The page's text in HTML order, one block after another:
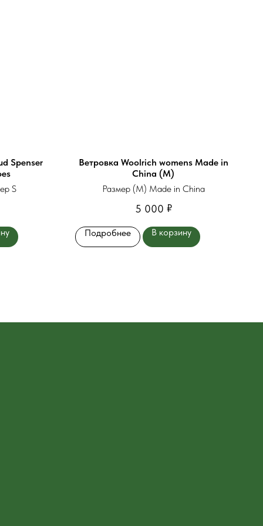
Spenser
S
Ветровка Woolrich womens Made in
China (М)
Размер (М) Made in China
5 000 ₽
Подробнее В корзину